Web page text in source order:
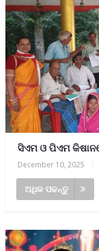
ସିଏମ ଓ ପିଏମ
December 10, 2025
ଅଧିକ ପଢନ୍ତୁ